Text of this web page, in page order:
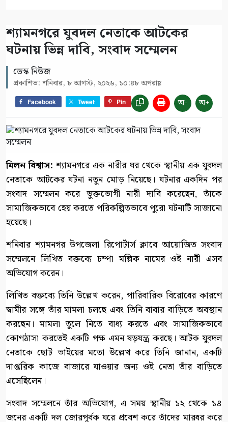
শ্যামনগরে যুবদল নেতাকে আটকের
ঘটনায় ভিন্ন দাবি, সংবাদ সম্মেলন
ডেস্ক নিউজ
প্রকাশিত: শনিবার, ৮ আগস্ট, ২০২৬, ১০:৪৮ অপরাহ্ণ
Facebook Tweet Pin অ- অ+
মিলন বিশ্বাস: শ্যামনগরে এক নারীর ঘর থেকে স্থানীয় এক যুবদল
নেতাকে আটকের ঘটনা নতুন মোড় নিয়েছে। ঘটনার একদিন পর
সংবাদ সম্মেলন করে ভুক্তভোগী নারী দাবি করেছেন, তাঁকে
সামাজিকভাবে হেয় করতে পরিকল্পিতভাবে পুরো ঘটনাটি সাজানো
হয়েছে।
শনিবার শ্যামনগর উপজেলা রিপোর্টার্স ক্লাবে আয়োজিত সংবাদ
সম্মেলনে লিখিত বক্তব্যে চম্পা মল্লিক নামের ওই নারী এসব
অভিযোগ করেন।
লিখিত বক্তব্যে তিনি উল্লেখ করেন, পারিবারিক বিরোধের কারণে
স্বামীর সঙ্গে তাঁর মামলা চলছে এবং তিনি বাবার বাড়িতে অবস্থান
করছেন। মামলা তুলে নিতে বাধ্য করতে এবং সামাজিকভাবে
কোণঠাসা করতেই একটি পক্ষ এমন ষড়যন্ত্র করছে। আটক যুবদল
নেতাকে ছোট ভাইয়ের মতো উল্লেখ করে তিনি জানান, একটি
দাপ্তরিক কাজে বাজারে যাওয়ার জন্য ওই নেতা তাঁর বাড়িতে
এসেছিলেন।
সংবাদ সম্মেলনে তাঁর অভিযোগ, এ সময় স্থানীয় ১২ থেকে ১৪
জনের একটি দল জোরপূর্বক ঘরে প্রবেশ করে তাঁদের মারধর করে